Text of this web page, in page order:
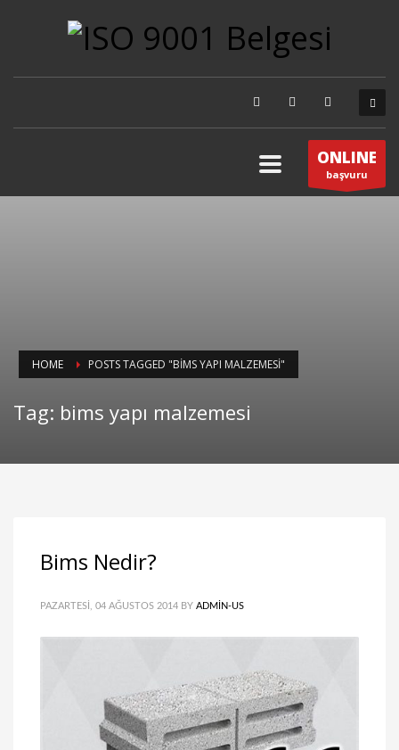
ONLINE
başvuru
HOME POSTS TAGGED "BIMS YAPI MALZEMESI"
Tag: bims yapı malzemesi
Bims Nedir?
PAZARTESI, 04 AĞUSTOS 2014 BY ADMIN-US